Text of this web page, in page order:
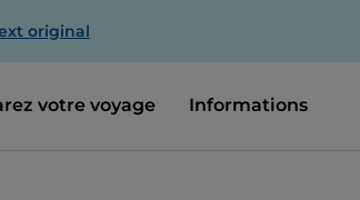
original
votre voyage Informations